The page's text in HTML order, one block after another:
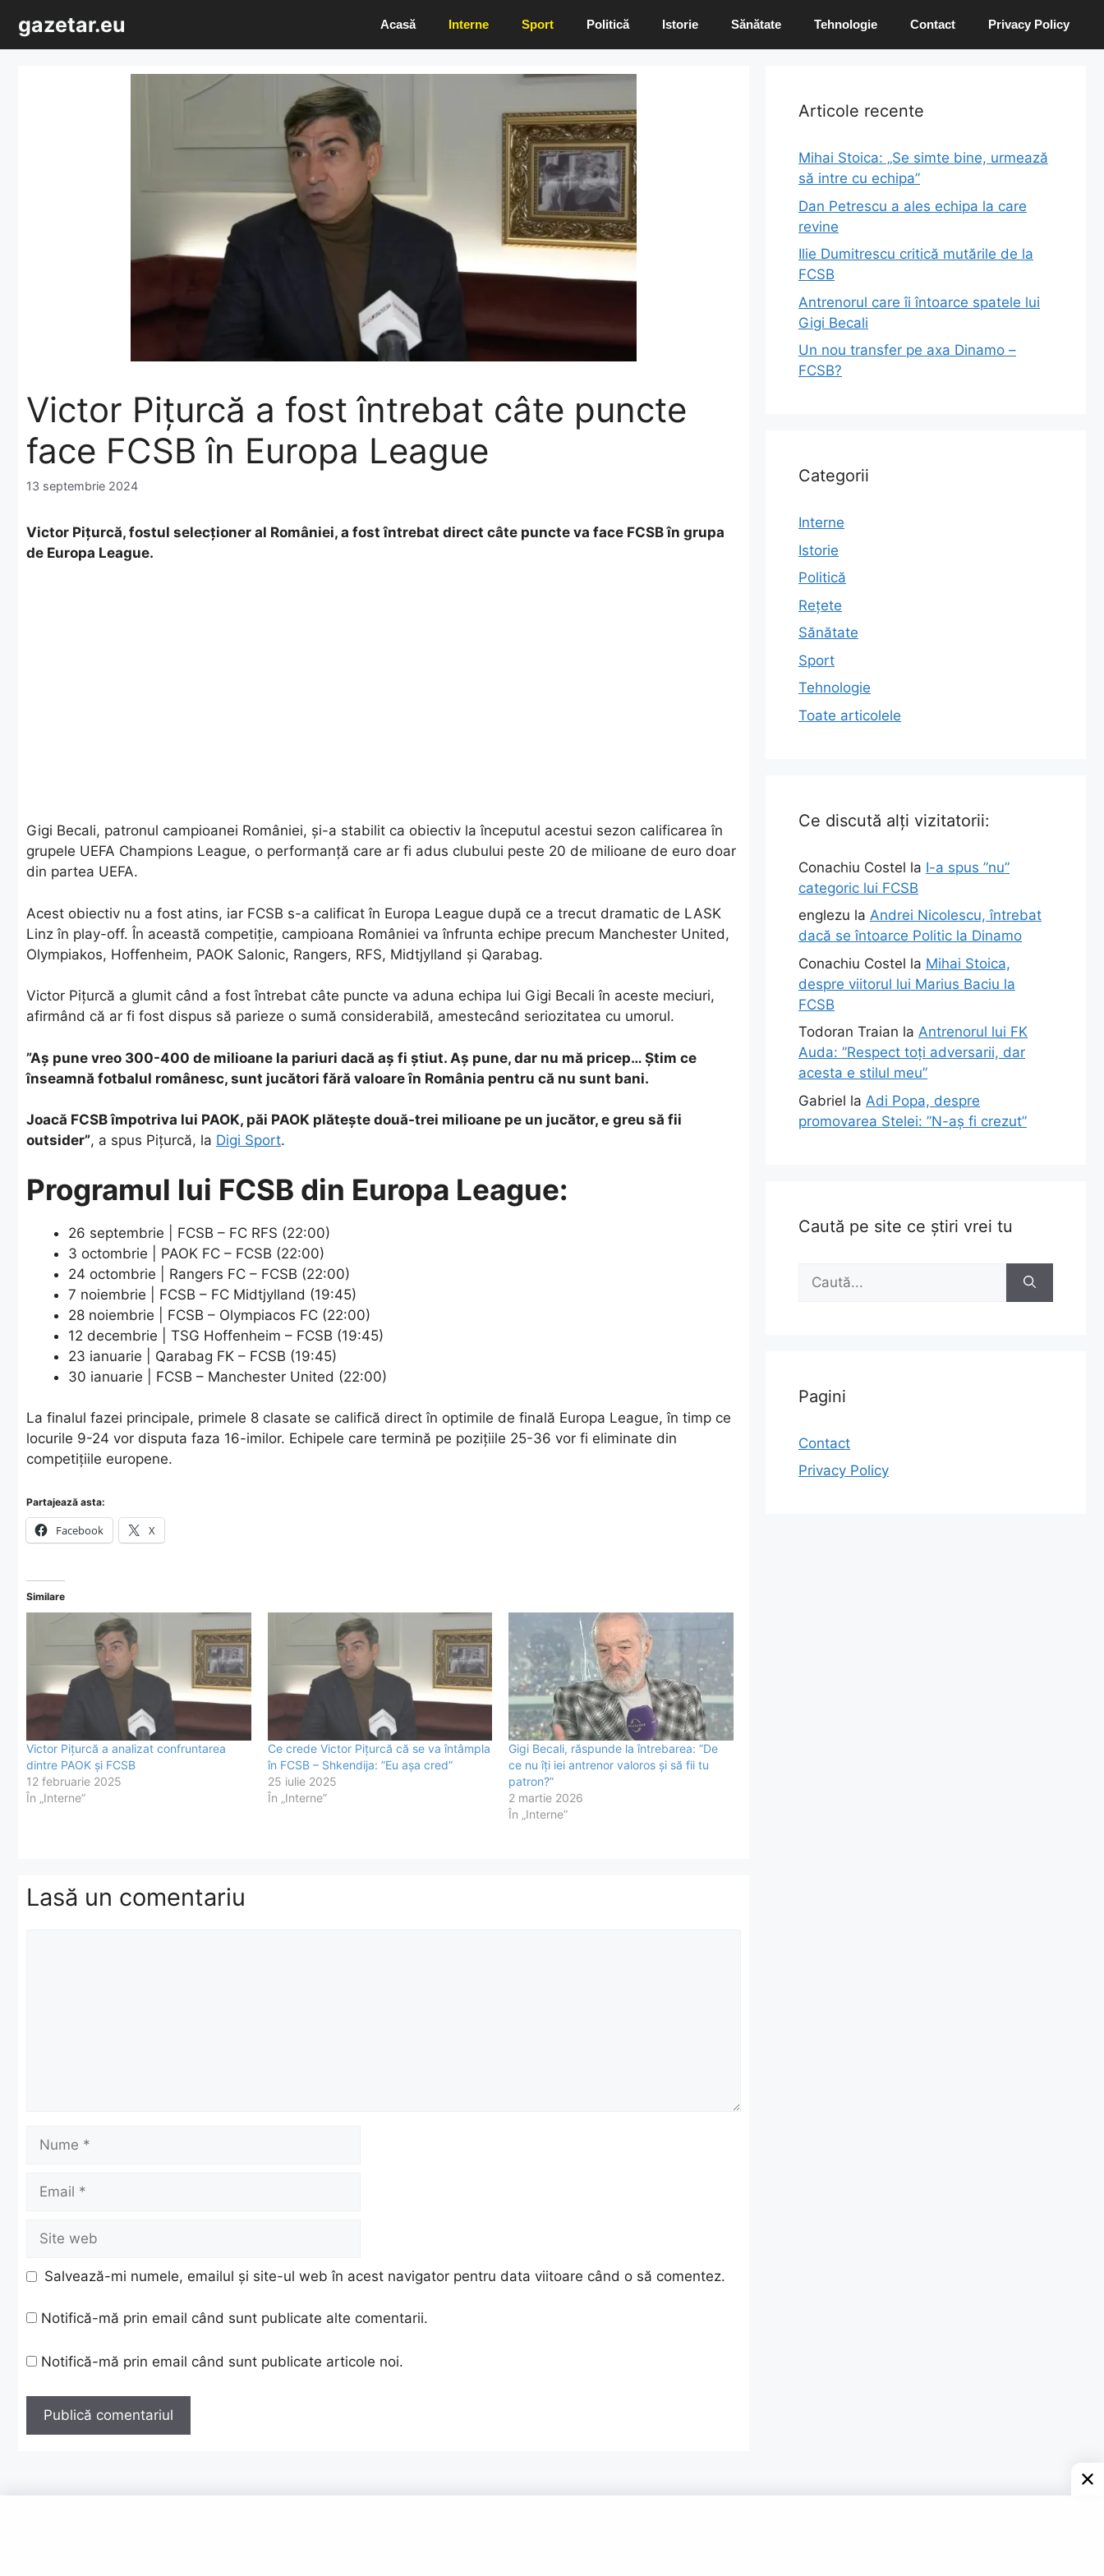
conținut
gazetar.eu Acasă Interne Sport Politică Istorie Sănătate Tehnologie Contact Privacy Policy
Victor Pițurcă a fost întrebat câte puncte
face FCSB în Europa League
13 septembrie 2024
Victor Pițurcă, fostul selecționer al României, a fost întrebat direct câte puncte va face FCSB în grupa
de Europa League.
Gigi Becali, patronul campioanei României, și-a stabilit ca obiectiv la începutul acestui sezon calificarea în
grupele UEFA Champions League, o performanță care ar fi adus clubului peste 20 de milioane de euro doar
din partea UEFA.
Acest obiectiv nu a fost atins, iar FCSB s-a calificat în Europa League după ce a trecut dramatic de LASK
Linz în play-off. În această competiție, campioana României va înfrunta echipe precum Manchester United,
Olympiakos, Hoffenheim, PAOK Salonic, Rangers, RFS, Midtjylland și Qarabag.
Victor Pițurcă a glumit când a fost întrebat câte puncte va aduna echipa lui Gigi Becali în aceste meciuri,
afirmând că ar fi fost dispus să parieze o sumă considerabilă, amestecând seriozitatea cu umorul.
”Aș pune vreo 300-400 de milioane la pariuri dacă aș fi știut. Aș pune, dar nu mă pricep… Știm ce
înseamnă fotbalul românesc, sunt jucători fără valoare în România pentru că nu sunt bani.
Joacă FCSB împotriva lui PAOK, păi PAOK plătește două-trei milioane pe un jucător, e greu să fii
outsider”, a spus Pițurcă, la Digi Sport.
Programul lui FCSB din Europa League:
26 septembrie | FCSB – FC RFS (22:00)
3 octombrie | PAOK FC – FCSB (22:00)
24 octombrie | Rangers FC – FCSB (22:00)
7 noiembrie | FCSB – FC Midtjylland (19:45)
28 noiembrie | FCSB – Olympiacos FC (22:00)
12 decembrie | TSG Hoffenheim – FCSB (19:45)
23 ianuarie | Qarabag FK – FCSB (19:45)
30 ianuarie | FCSB – Manchester United (22:00)
La finalul fazei principale, primele 8 clasate se califică direct în optimile de finală Europa League, în timp ce
locurile 9-24 vor disputa faza 16-imilor. Echipele care termină pe pozițiile 25-36 vor fi eliminate din
competițiile europene.
Partajează asta:
Facebook X
Similare
Victor Pițurcă a analizat confruntarea
dintre PAOK și FCSB
12 februarie 2025
În „Interne”
Ce crede Victor Pițurcă că se va întâmpla
în FCSB – Shkendija: ”Eu așa cred”
25 iulie 2025
În „Interne”
Gigi Becali, răspunde la întrebarea: ”De
ce nu îți iei antrenor valoros și să fii tu
patron?”
2 martie 2026
În „Interne”
Lasă un comentariu
Nume
Email
Site
web
Salvează-mi numele, emailul și site-ul web în acest navigator pentru data viitoare când o să comentez.
Notifică-mă prin email când sunt publicate alte comentarii.
Notifică-mă prin email când sunt publicate articole noi.
Articole recente
Mihai Stoica: „Se simte bine, urmează
să intre cu echipa”
Dan Petrescu a ales echipa la care
revine
Ilie Dumitrescu critică mutările de la
FCSB
Antrenorul care îi întoarce spatele lui
Gigi Becali
Un nou transfer pe axa Dinamo –
FCSB?
Categorii
Interne
Istorie
Politică
Rețete
Sănătate
Sport
Tehnologie
Toate articolele
Ce discută alți vizitatorii:
Conachiu Costel la I-a spus ”nu”
categoric lui FCSB
englezu la Andrei Nicolescu, întrebat
dacă se întoarce Politic la Dinamo
Conachiu Costel la Mihai Stoica,
despre viitorul lui Marius Baciu la
FCSB
Todoran Traian la Antrenorul lui FK
Auda: ”Respect toți adversarii, dar
acesta e stilul meu”
Gabriel la Adi Popa, despre
promovarea Stelei: ”N-aș fi crezut”
Caută pe site ce știri vrei tu
după:
Pagini
Contact
Privacy Policy